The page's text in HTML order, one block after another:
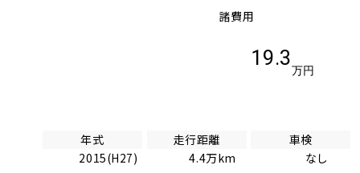
諸費用
19.3
万円
年式
2015(H27)
走行距離
4.4万km
車検
なし